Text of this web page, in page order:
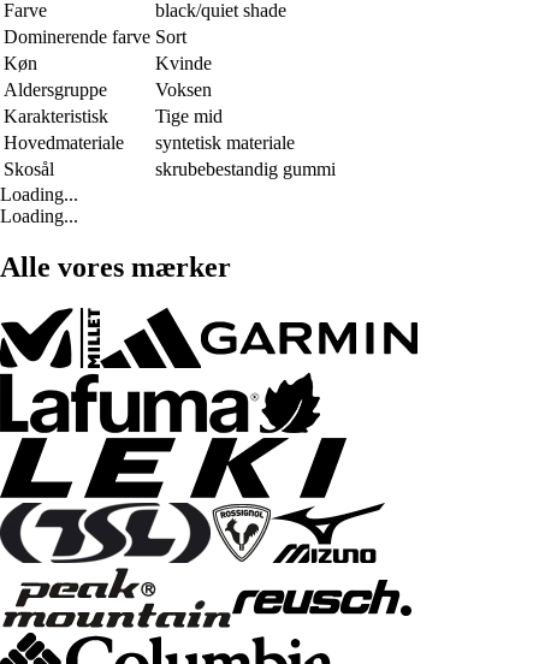
Farve
black/quiet shade
Dominerende farve Sort
Køn
Kvinde
Aldersgruppe
Voksen
Karakteristisk
Tige mid
Hovedmateriale
syntetisk materiale
Skosål
skrubebestandig gummi
Loading...
Loading...
Alle vores mærker